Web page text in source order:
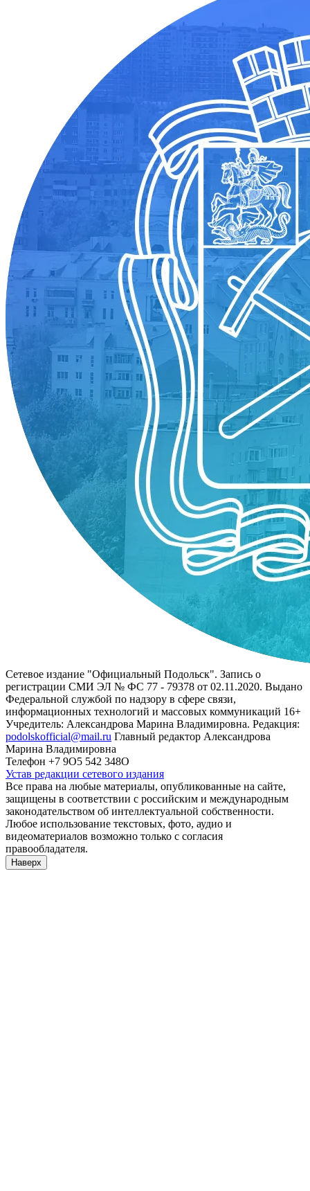
Сетевое издание "Официальный Подольск". Запись о
регистрации СМИ ЭЛ № ФС 77 - 79378 от 02.11.2020. Выдано
Федеральной службой по надзору в сфере связи,
информационных технологий и массовых коммуникаций 16+
Учредитель: Александрова Марина Владимировна. Редакция:
podolskofficial@mail.ru Главный редактор Александрова
Марина Владимировна
Телефон +7 9О5 542 348О
Устав редакции сетевого издания
Все права на любые материалы, опубликованные на сайте,
защищены в соответствии с российским и международным
законодательством об интеллектуальной собственности.
Любое использование текстовых, фото, аудио и
видеоматериалов возможно только с согласия
правообладателя.
Наверх